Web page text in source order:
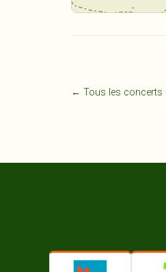
← Tous les concerts